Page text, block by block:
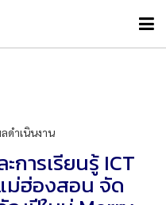
ดำเนินงาน
ารเรียนรู้ ICT
ม่ฮ่องสอน จัด